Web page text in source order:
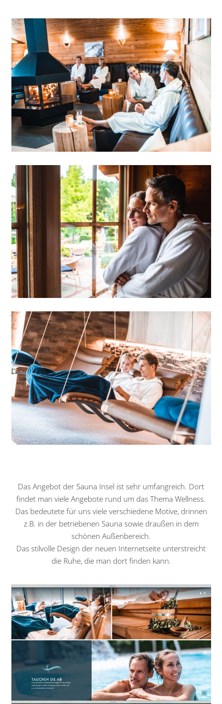
Das Angebot der Sauna Insel ist sehr umfangreich. Dort
findet man viele Angebote rund um das Thema Wellness.
Das bedeutete für uns viele verschiedene Motive, drinnen
z.B. in der betriebenen Sauna sowie draußen in dem
schönen Außenbereich.
Das stilvolle Design der neuen Internetseite unterstreicht
die Ruhe, die man dort finden kann.